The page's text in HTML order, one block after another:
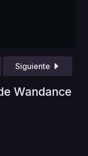
Siguiente
Wandance